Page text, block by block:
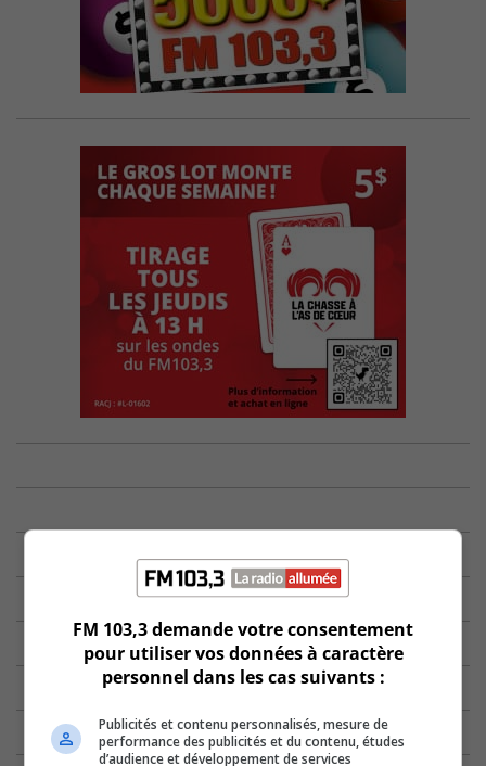
FM 103,3 demande votre consentement
pour utiliser vos données à caractère
personnel dans les cas suivants :
Publicités et contenu personnalisés, mesure de
performance des publicités et du contenu, études
d’audience et développement de services